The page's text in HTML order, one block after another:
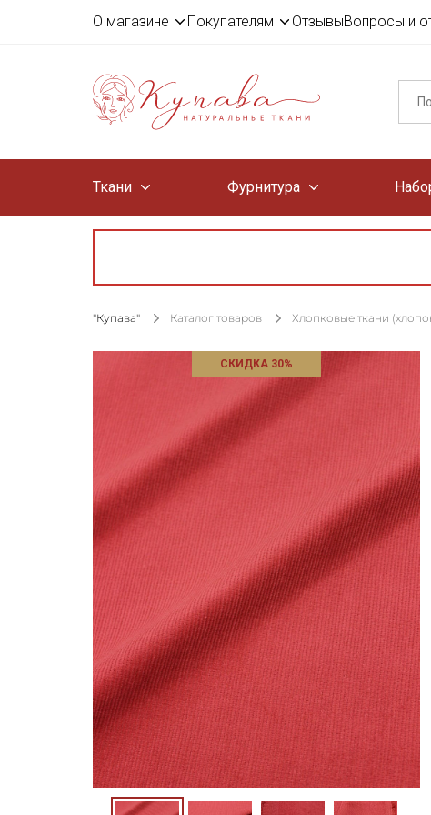
О магазине Покупателям ОтзывыВопросы и
Ткани Фурнитура
"Купава" Каталог товаров Хлопковые ткани
СКИДКА 30%